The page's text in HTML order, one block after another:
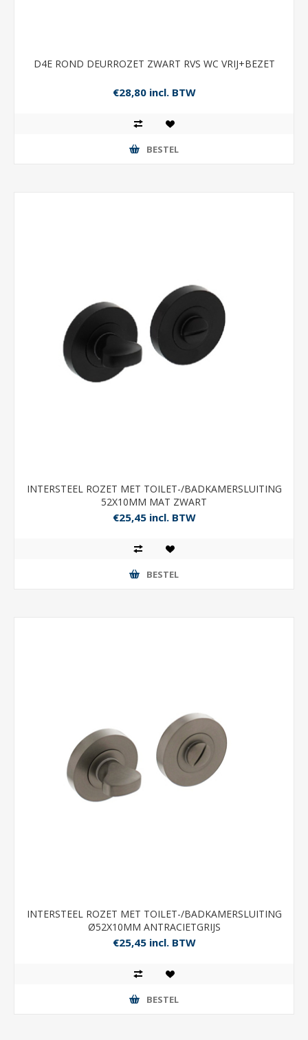
D4E ROND DEURROZET ZWART RVS WC VRIJ+BEZET
€28,80 incl. BTW
BESTEL
INTERSTEEL ROZET MET TOILET-/BADKAMERSLUITING
52X10MM MAT ZWART
€25,45 incl. BTW
BESTEL
INTERSTEEL ROZET MET TOILET-/BADKAMERSLUITING
Ø52X10MM ANTRACIETGRIJS
€25,45 incl. BTW
BESTEL